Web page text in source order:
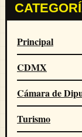
Principal
CDMX
Cámara de
Turismo